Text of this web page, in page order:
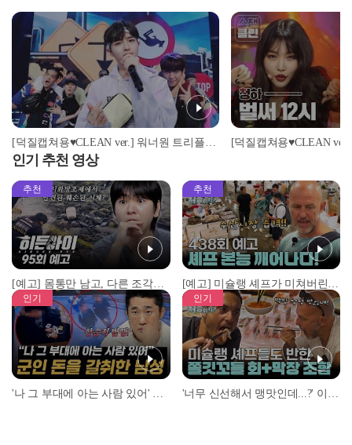
[덕질캡쳐용♥CLEAN ver.] 워너원 트리플포지션 - 캥거루 (Wanna One - Kangaroo)
인기 추천 영상
추천
[예고] 몸통만 남고, 다른 조각은 어디에..? 시화호에서 드러난 충격적인 토막 살인사건!
추천
[예고] 미슐랭 셰프가 미쳐버린 이유! 본능이 깨어난 사건은?
인기 인기